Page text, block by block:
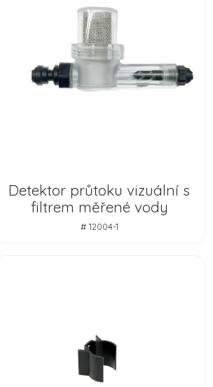
Detektor průtoku vizuální s
filtrem měřené vody
# 12004-1